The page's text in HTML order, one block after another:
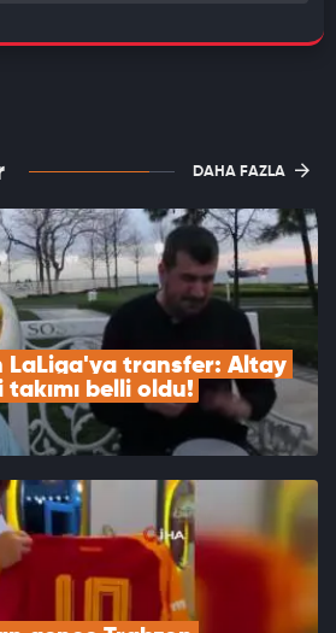
DAHA FAZLA
LaLiga'ya transfer: Altay
takımı belli oldu!